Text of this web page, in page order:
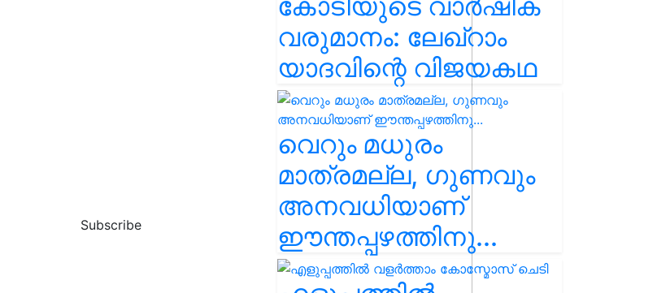
Subscribe
വരുമാനം: ലേഖ്‌റാം
യാദവിന്റെ വിജയകഥ
വെറും മധുരം
മാത്രമല്ല, ഗുണവും
അനവധിയാണ്
ഈന്തപ്പഴത്തിനു...